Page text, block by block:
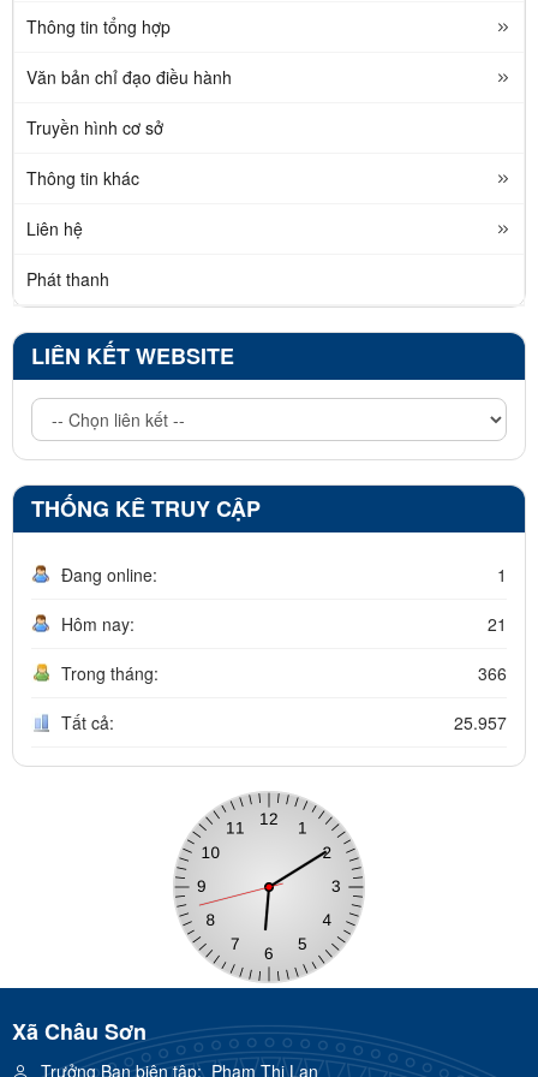
Thông tin tổng hợp
Văn bản chỉ đạo điều hành
Truyền hình cơ sở
Thông tin khác
Liên hệ
Phát thanh
LIÊN KẾT WEBSITE
THỐNG KÊ TRUY CẬP
Đang online: 1
Hôm nay: 21
Trong tháng: 366
Tất cả: 25.957
Xã Châu Sơn
Trưởng Ban biên tập:Phạm Thị Lan